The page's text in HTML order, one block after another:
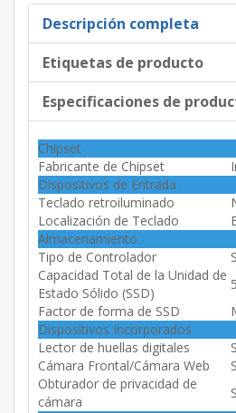
Descripción completa
Etiquetas de producto
Especificaciones de
Chipset
Fabricante de Chipset
Dispositivos de Entrada
Teclado retroiluminado
Localización de Teclado
Almacenamiento
Tipo de Controlador
Capacidad Total de la Unidad de
Estado Sólido (SSD)
Factor de forma de SSD
Dispositivos Incorporados
Lector de huellas digitales
Cámara Frontal/Cámara Web
Obturador de privacidad de
cámara